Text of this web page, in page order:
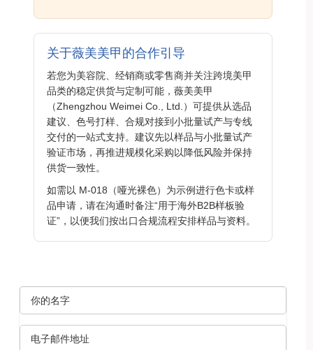
关于薇美美甲的合作引导
若您为美容院、经销商或零售商并关注跨境美甲
品类的稳定供货与定制可能，薇美美甲
（Zhengzhou Weimei Co., Ltd.）可提供从选品
建议、色号打样、合规对接到小批量试产与专线
交付的一站式支持。建议先以样品与小批量试产
验证市场，再推进规模化采购以降低风险并保持
供货一致性。
如需以 M-018（哑光裸色）为示例进行色卡或样
品申请，请在沟通时备注“用于海外B2B样板验
证”，以便我们按出口合规流程安排样品与资料。